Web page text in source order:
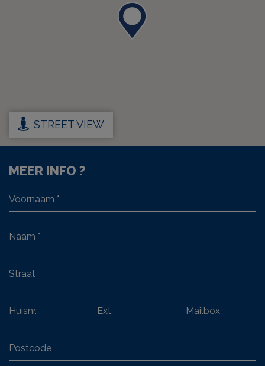
STREET VIEW
MEER INFO ?